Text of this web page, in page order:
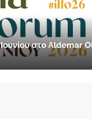
Ιουνίου στο